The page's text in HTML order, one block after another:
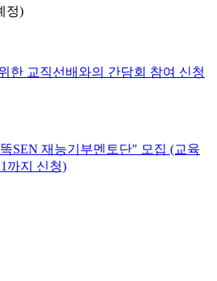
정)
한 교직선배와의 간담회 참여 신청
SEN 재능기부멘토단" 모집 (교육
까지 신청)